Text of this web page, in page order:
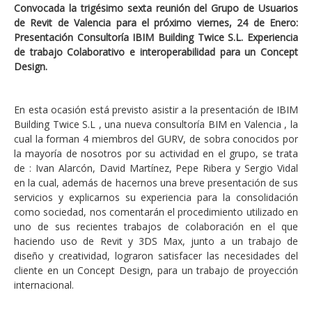
Convocada la trigésimo sexta reunión del Grupo de Usuarios
de Revit de Valencia para el próximo viernes, 24 de Enero:
Presentación Consultoría IBIM Building Twice S.L. Experiencia
de trabajo Colaborativo e interoperabilidad para un Concept
Design.
En esta ocasión está previsto asistir a la presentación de IBIM
Building Twice S.L , una nueva consultoría BIM en Valencia , la
cual la forman 4 miembros del GURV, de sobra conocidos por
la mayoría de nosotros por su actividad en el grupo, se trata
de : Ivan Alarcón, David Martínez, Pepe Ribera y Sergio Vidal
en la cual, además de hacernos una breve presentación de sus
servicios y explicarnos su experiencia para la consolidación
como sociedad, nos comentarán el procedimiento utilizado en
uno de sus recientes trabajos de colaboración en el que
haciendo uso de Revit y 3DS Max, junto a un trabajo de
diseño y creatividad, lograron satisfacer las necesidades del
cliente en un Concept Design, para un trabajo de proyección
internacional.